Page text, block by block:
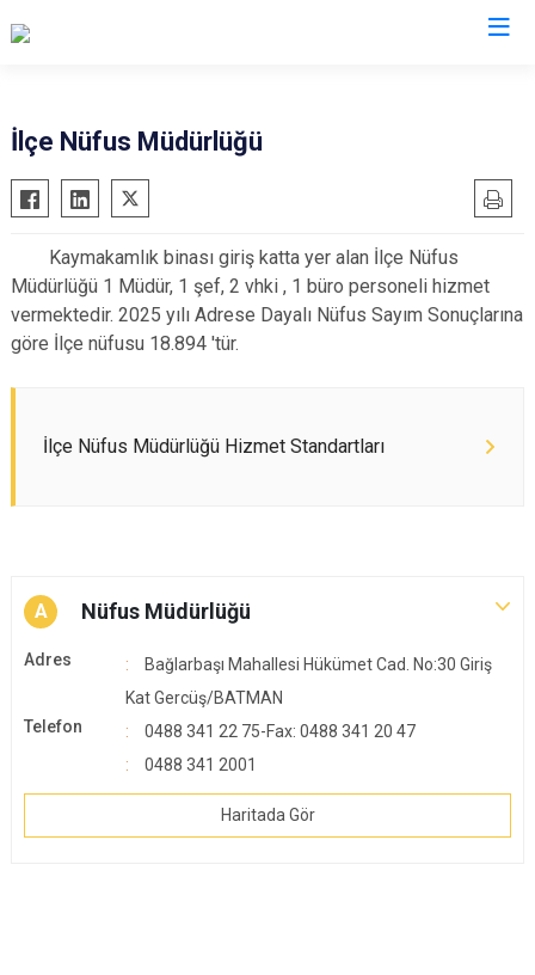
Beşiri
Gercüş
Hasankeyf
Kozluk
Sason
İlçe Nüfus Müdürlüğü
Kaymakamlık binası giriş katta yer alan İlçe Nüfus
Müdürlüğü 1 Müdür, 1 şef, 2 vhki , 1 büro personeli hizmet
vermektedir. 2025 yılı Adrese Dayalı Nüfus Sayım Sonuçlarına
göre İlçe nüfusu 18.894 'tür.
İlçe Nüfus Müdürlüğü Hizmet Standartları
A Nüfus Müdürlüğü
Adres
Bağlarbaşı Mahallesi Hükümet Cad. No:30 Giriş
Kat Gercüş/BATMAN
Telefon
0488 341 22 75-Fax: 0488 341 20 47
0488 341 2001
Haritada Gör